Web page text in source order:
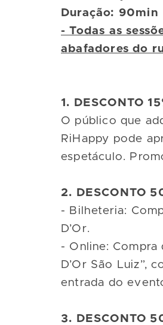
Duração: 90min
- Todas as
abafadores do
1. DESCONTO
O público que
RiHappy pode
espetáculo.
2. DESCONTO
- Bilheteria:
D’Or.
- Online:
D’Or São Luiz”,
entrada do
3. DESCONTO